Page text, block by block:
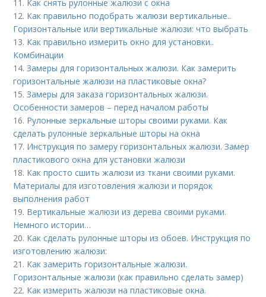
11. Как снять рулонные жалюзи с окна
12. Как правильно подобрать жалюзи вертикальные..
Горизонтальные или вертикальные жалюзи: что выбрать
13. Как правильно измерить окно для установки..
Комбинации
14.Замеры для горизонтальных жалюзи. Как замерить
горизонтальные жалюзи на пластиковые окна?
15.Замеры для заказа горизонтальных жалюзи.
Особенности замеров – перед началом работы
16. Рулонные зеркальные шторы своими руками. Как
сделать рулонные зеркальные шторы на окна
17. Инструкция по замеру горизонтальных жалюзи. Замер
пластикового окна для установки жалюзи
18. Как просто сшить жалюзи из ткани своими руками.
Материалы для изготовления жалюзи и порядок
выполнения работ
19. Вертикальные жалюзи из дерева своими руками.
Немного истории…
20. Как сделать рулонные шторы из обоев. Инструкция по
изготовлению жалюзи:
21. Как замерить горизонтальные жалюзи.
Горизонтальные жалюзи (как правильно сделать замер)
22. Как измерить жалюзи на пластиковые окна.